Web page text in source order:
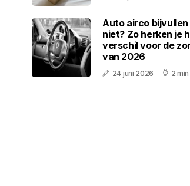
Auto airco
niet? Zo herken je
verschil voor de
van 2026
24 juni 2026 2